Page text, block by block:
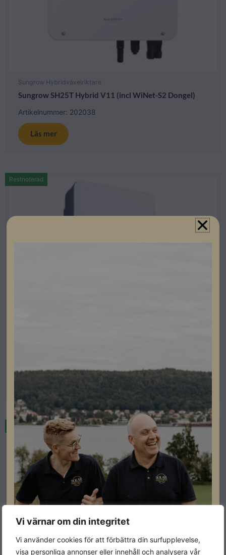
Vi värnar om din integritet
Vi använder cookies för att förbättra din surfupplevelse,
visa personliga annonser eller innehåll och analysera vår
Sungrow Hybridväxelriktare
Sungrow SH25T Hybrid V11 (incl WiNet-S2 Dongel)
Artikelnummer: 202038
Läs mer
Restnoterad
Restnoterad